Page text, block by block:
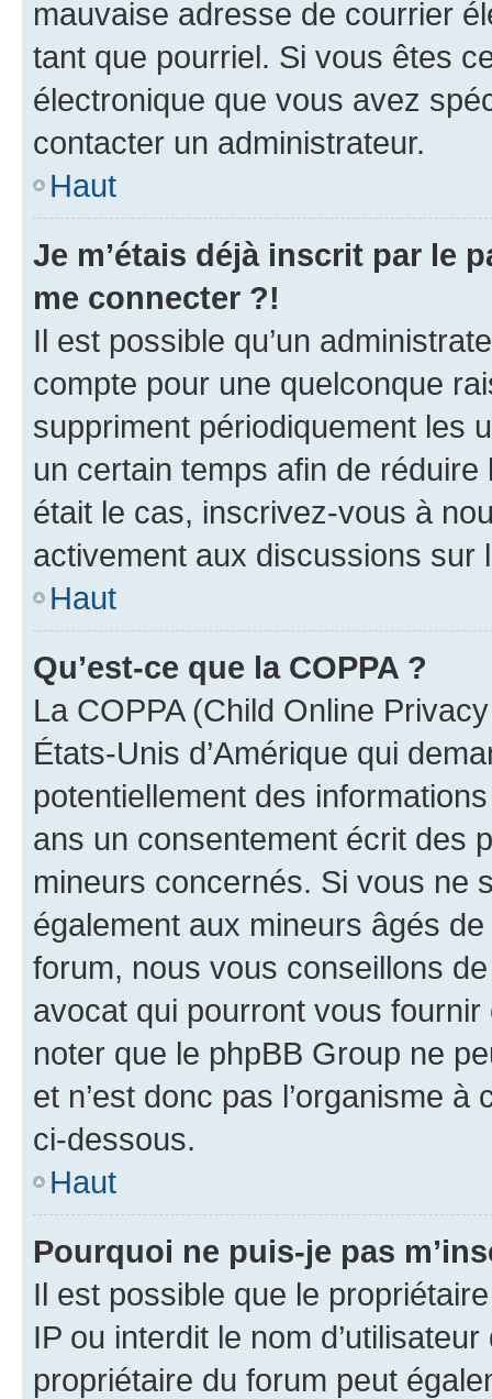
mauvaise adresse de courrier
tant que pourriel. Si vous êtes
électronique que vous avez
contacter un administrateur.
Haut
Je m’étais déjà inscrit par le
me connecter ?!
Il est possible qu’un
compte pour une quelconque
suppriment périodiquement les
un certain temps afin de
était le cas, inscrivez-vous à
activement aux discussions sur
Haut
Qu’est-ce que la COPPA ?
La COPPA (Child Online
États-Unis d’Amérique qui
potentiellement des
ans un consentement écrit des
mineurs concernés. Si vous ne
également aux mineurs âgés
forum, nous vous conseillons
avocat qui pourront vous
noter que le phpBB Group ne
et n’est donc pas l’organisme
ci-dessous.
Haut
Pourquoi ne puis-je pas
Il est possible que le
IP ou interdit le nom
propriétaire du forum peut